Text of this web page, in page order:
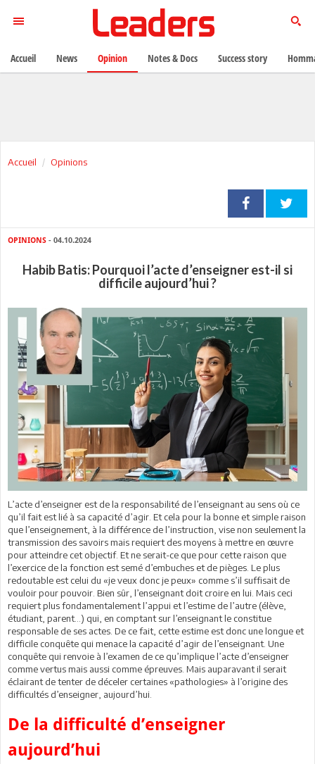
Accueil Opinions
OPINIONS - 04.10.2024
Habib Batis: Pourquoi l’acte d’enseigner est-il si
difficile aujourd’hui ?
L’acte d’enseigner est de la responsabilité de l’enseignant au sens où ce
qu’il fait est lié à sa capacité d’agir. Et cela pour la bonne et simple raison
que l’enseignement, à la différence de l’instruction, vise non seulement la
transmission des savoirs mais requiert des moyens à mettre en œuvre
pour atteindre cet objectif. Et ne serait-ce que pour cette raison que
l’exercice de la fonction est semé d’embuches et de pièges. Le plus
redoutable est celui du «je veux donc je peux» comme s’il suffisait de
vouloir pour pouvoir. Bien sûr, l’enseignant doit croire en lui. Mais ceci
requiert plus fondamentalement l’appui et l’estime de l’autre (élève,
étudiant, parent…) qui, en comptant sur l’enseignant le constitue
responsable de ses actes. De ce fait, cette estime est donc une longue et
difficile conquête qui menace la capacité d’agir de l’enseignant. Une
conquête qui renvoie à l’examen de ce qu’implique l’acte d’enseigner
comme vertus mais aussi comme épreuves. Mais auparavant il serait
éclairant de tenter de déceler certaines «pathologies» à l’origine des
difficultés d’enseigner, aujourd’hui.
De la difficulté d’enseigner
aujourd’hui
Accueil News Opinion Notes & Docs Success story